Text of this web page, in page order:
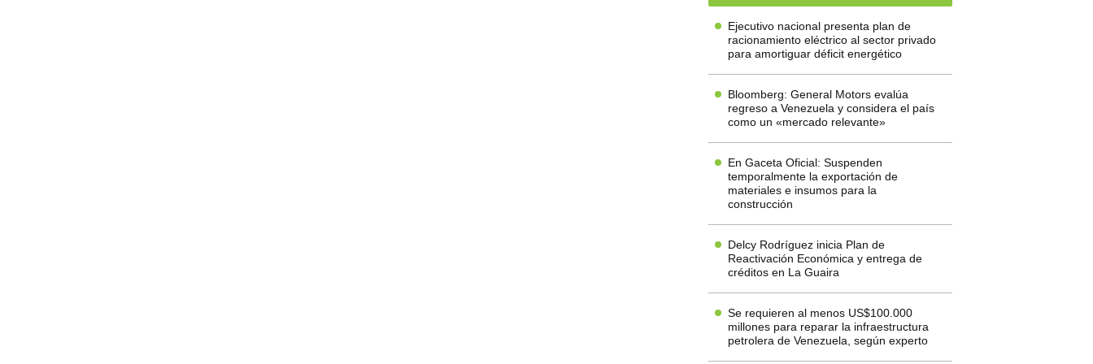
Ejecutivo nacional presenta plan de
racionamiento eléctrico al sector privado
para amortiguar déficit energético
Bloomberg: General Motors evalúa
regreso a Venezuela y considera el país
como un «mercado relevante»
En Gaceta Oficial: Suspenden
temporalmente la exportación de
materiales e insumos para la
construcción
Delcy Rodríguez inicia Plan de
Reactivación Económica y entrega de
créditos en La Guaira
Se requieren al menos US$100.000
millones para reparar la infraestructura
petrolera de Venezuela, según experto